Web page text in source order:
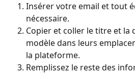
Insérer votre email et tout
nécessaire.
Copier et coller le titre et la
modèle dans leurs
la plateforme.
Remplissez le reste des